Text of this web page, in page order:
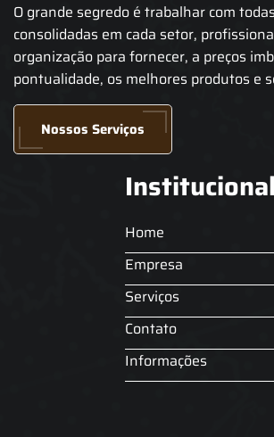
O grande segredo é trabalhar com
consolidadas em cada setor,
organização para fornecer, a preços
pontualidade, os melhores produtos e
Nossos Serviços
Institucional
Home
Empresa
Serviços
Contato
Informações